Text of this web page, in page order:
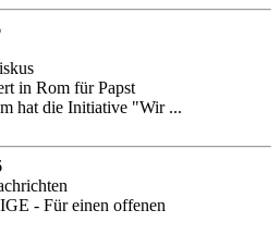
in Rom für Papst
hat die Initiative "Wir ...
- Für einen offenen